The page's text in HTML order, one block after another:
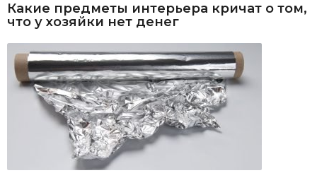
Какие предметы интерьера кричат о том,
что у хозяйки нет денег